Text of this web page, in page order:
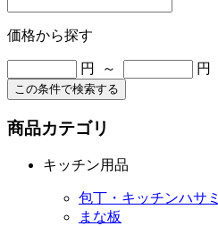
価格から探す
円 ～ 円
この条件で検索する
商品カテゴリ
キッチン用品
包丁・キッチンハサミ
まな板